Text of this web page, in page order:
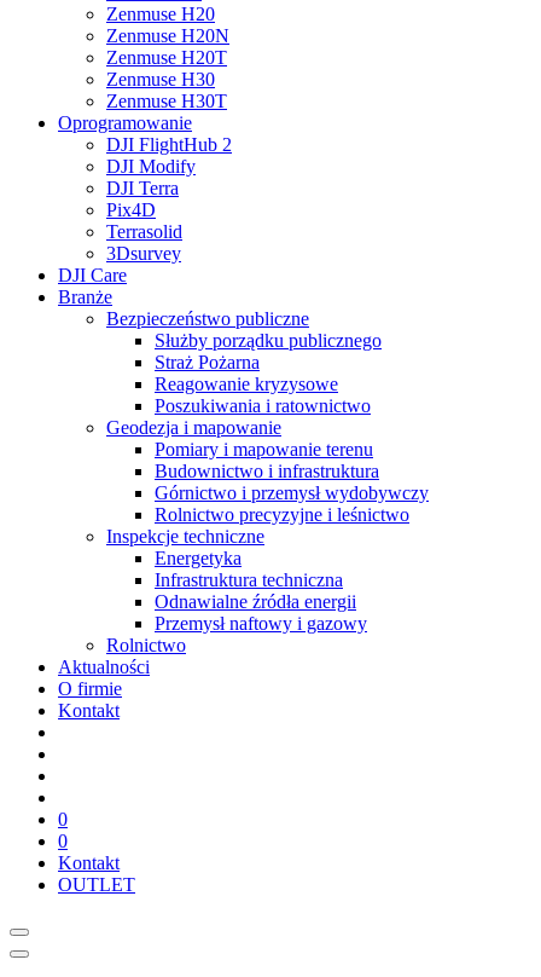
Zenmuse H20
Zenmuse H20N
Zenmuse H20T
Zenmuse H30
Zenmuse H30T
Oprogramowanie
DJI FlightHub 2
DJI Modify
DJI Terra
Pix4D
Terrasolid
3Dsurvey
DJI Care
Branże
Bezpieczeństwo publiczne
Służby porządku publicznego
Straż Pożarna
Reagowanie kryzysowe
Poszukiwania i ratownictwo
Geodezja i mapowanie
Pomiary i mapowanie terenu
Budownictwo i infrastruktura
Górnictwo i przemysł wydobywczy
Rolnictwo precyzyjne i leśnictwo
Inspekcje techniczne
Energetyka
Infrastruktura techniczna
Odnawialne źródła energii
Przemysł naftowy i gazowy
Rolnictwo
Aktualności
O firmie
Kontakt
0
0
Kontakt
OUTLET